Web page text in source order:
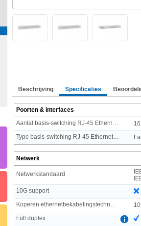
Beschrijving Specificaties
Poorten & interfaces
16
Netwerk
Netwerkstandaard
10G support
Full duplex